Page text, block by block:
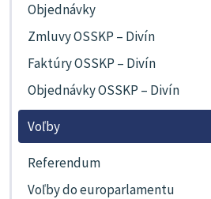
Objednávky
Zmluvy OSSKP – Divín
Faktúry OSSKP – Divín
Objednávky OSSKP – Divín
Voľby
Referendum
Voľby do europarlamentu